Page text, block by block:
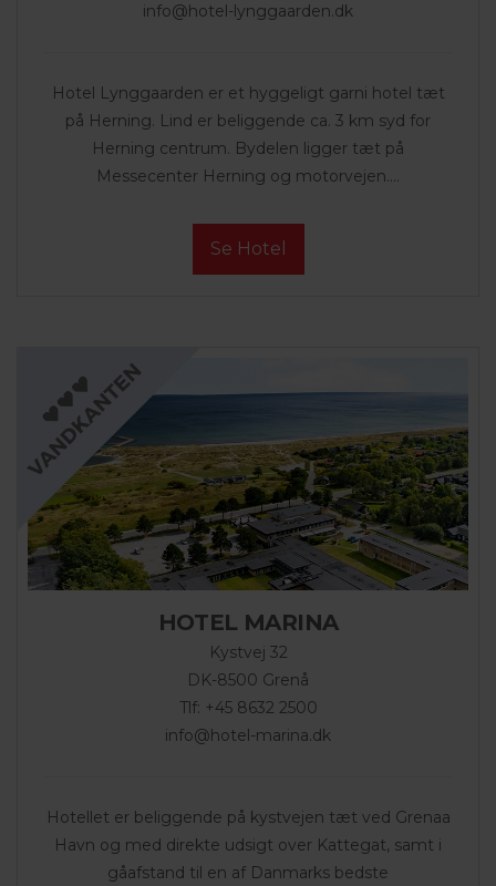
info@hotel-lynggaarden.dk
Hotel Lynggaarden er et hyggeligt garni hotel tæt
på Herning. Lind er beliggende ca. 3 km syd for
Herning centrum. Bydelen ligger tæt på
Messecenter Herning og motorvejen....
Se Hotel
HOTEL MARINA
Kystvej 32
DK-8500 Grenå
Tlf: +45 8632 2500
info@hotel-marina.dk
Hotellet er beliggende på kystvejen tæt ved Grenaa
Havn og med direkte udsigt over Kattegat, samt i
gåafstand til en af Danmarks bedste